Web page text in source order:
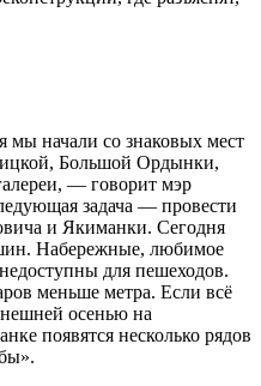
мы начали со знаковых мест
Большой Ордынки,
— говорит мэр
задача — провести
и Якиманки. Сегодня
Набережные, любимое
для пешеходов.
меньше метра. Если всё
осенью на
появятся несколько рядов